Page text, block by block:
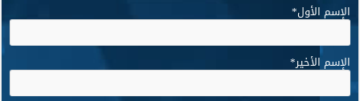
الإسم الأول*
الإسم الأخير*